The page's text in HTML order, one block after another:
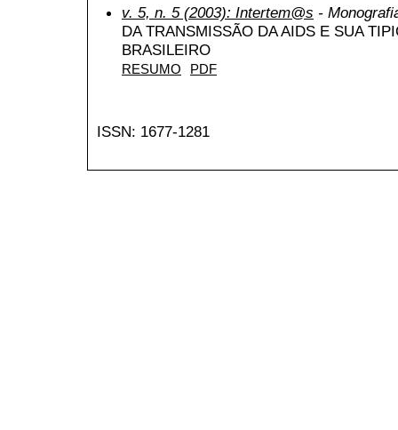
v. 5, n. 5 (2003): Intertem@s -
DA TRANSMISSÃO DA AIDS E SUA
BRASILEIRO
RESUMO PDF
ISSN: 1677-1281